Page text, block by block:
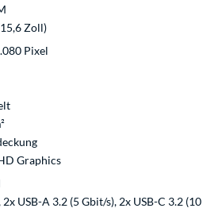
Zoll)
Pixel
Graphics
2x USB-A 3.2 (5 Gbit/s), 2x USB-C 3.2